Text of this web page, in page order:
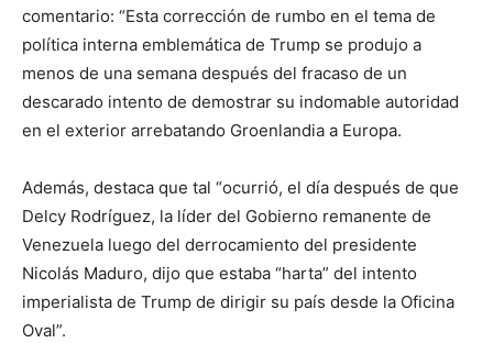
comentario: “Esta corrección de rumbo en el tema de
política interna emblemática de Trump se produjo a
menos de una semana después del fracaso de un
descarado intento de demostrar su indomable autoridad
en el exterior arrebatando Groenlandia a Europa.
Además, destaca que tal “ocurrió, el día después de que
Delcy Rodríguez, la líder del Gobierno remanente de
Venezuela luego del derrocamiento del presidente
Nicolás Maduro, dijo que estaba “harta” del intento
imperialista de Trump de dirigir su país desde la Oficina
Oval”.